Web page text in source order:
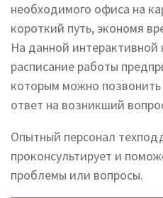
необходимого офиса на
короткий путь, экономя
На данной интерактивной
расписание работы
которым можно
ответ на возникший
Опытный персонал
проконсультирует и
проблемы или вопросы.